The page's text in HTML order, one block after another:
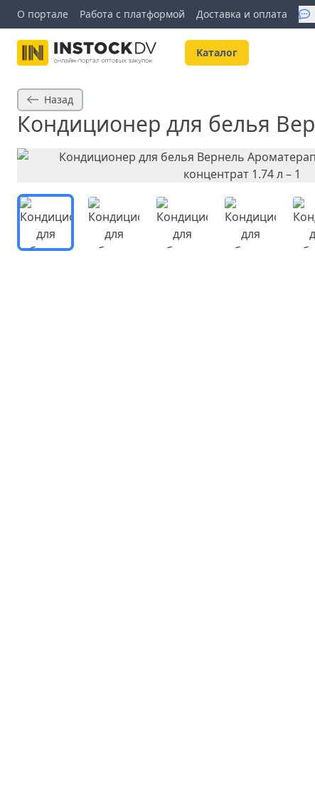
О портале Работа с платформой Доставка и оплата
Kаталог
Назад
Кондиционер для белья